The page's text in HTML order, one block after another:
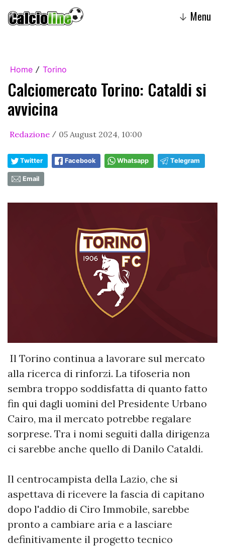
↓ Menu
Home / Torino
Calciomercato Torino: Cataldi si
avvicina
Redazione / 05 August 2024, 10:00
Twitter Facebook Whatsapp Telegram
Email
Il Torino continua a lavorare sul mercato
alla ricerca di rinforzi. La tifoseria non
sembra troppo soddisfatta di quanto fatto
fin qui dagli uomini del Presidente Urbano
Cairo, ma il mercato potrebbe regalare
sorprese. Tra i nomi seguiti dalla dirigenza
ci sarebbe anche quello di Danilo Cataldi.
Il centrocampista della Lazio, che si
aspettava di ricevere la fascia di capitano
dopo l'addio di Ciro Immobile, sarebbe
pronto a cambiare aria e a lasciare
definitivamente il progetto tecnico